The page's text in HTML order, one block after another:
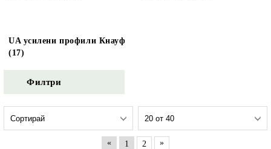
UA усилени профили Кнауф
(17)
Филтри
« 1 2 »